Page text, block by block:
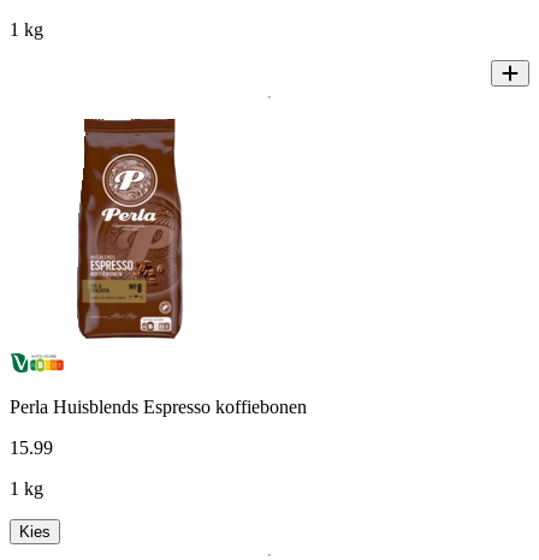
1 kg
Perla Huisblends Espresso koffiebonen
15.99
1 kg
Kies